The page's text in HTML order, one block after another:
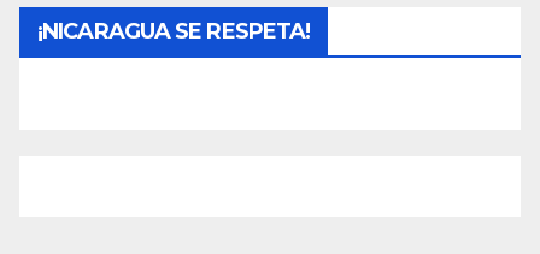
¡NICARAGUA SE RESPETA!